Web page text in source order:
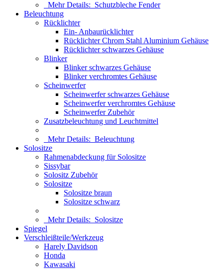
Mehr Details: Schutzbleche Fender
Beleuchtung
Rücklichter
Ein- Anbaurücklichter
Rücklichter Chrom Stahl Aluminium Gehäuse
Rücklichter schwarzes Gehäuse
Blinker
Blinker schwarzes Gehäuse
Blinker verchromtes Gehäuse
Scheinwerfer
Scheinwerfer schwarzes Gehäuse
Scheinwerfer verchromtes Gehäuse
Scheinwerfer Zubehör
Zusatzbeleuchtung und Leuchtmittel
Mehr Details: Beleuchtung
Solositze
Rahmenabdeckung für Solositze
Sissybar
Solositz Zubehör
Solositze
Solositze braun
Solositze schwarz
Mehr Details: Solositze
Spiegel
Verschleißteile/Werkzeug
Harely Davidson
Honda
Kawasaki